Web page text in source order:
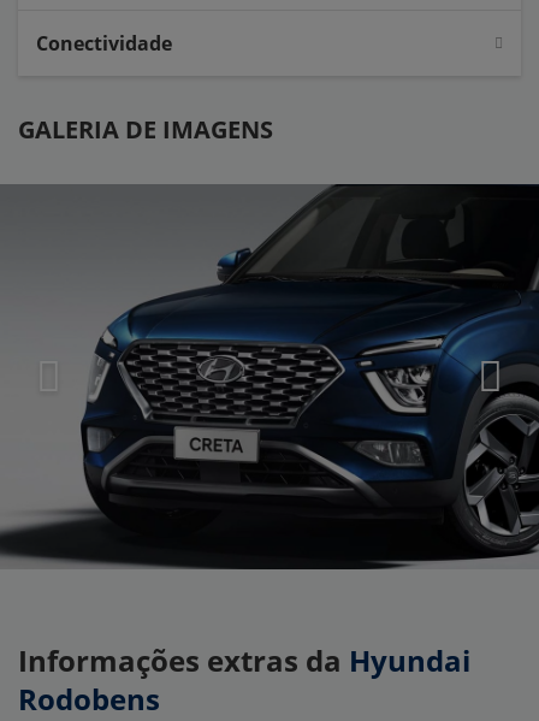
Conectividade
GALERIA DE IMAGENS
Informações extras da Hyundai
Rodobens